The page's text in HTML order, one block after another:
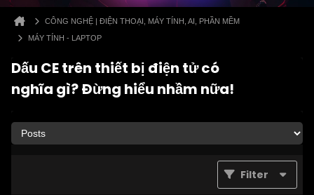
CÔNG NGHỆ | ĐIỆN THOẠI, MÁY TÍNH, AI, PHẦN MỀM
MÁY TÍNH - LAPTOP
Dấu CE trên thiết bị điện tử có
nghĩa gì? Đừng hiểu nhầm nữa!
Filter